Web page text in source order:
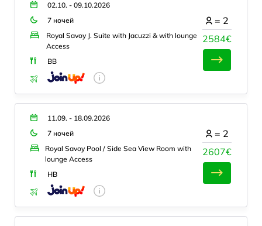
02.10. - 09.10.2026
7 ночей
Royal Savoy J. Suite with Jacuzzi & with lounge
Access
BB
2584€
= 2
11.09. - 18.09.2026
7 ночей
Royal Savoy Pool / Side Sea View Room with
lounge Access
HB
2607€
= 2